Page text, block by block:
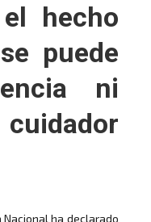
hecho
puede
ni
Nacional ha declarado